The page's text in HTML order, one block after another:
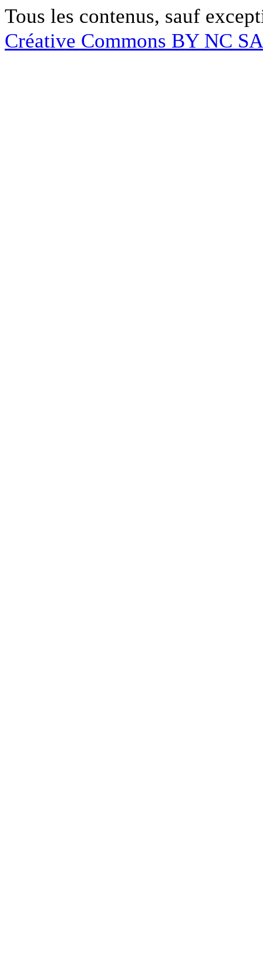
Tous les contenus, sauf
Créative Commons BY NC SA